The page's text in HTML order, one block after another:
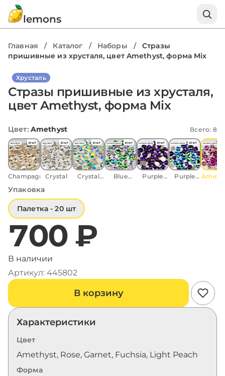
lemons
Главная / Каталог / Наборы /
Стразы
пришивные из хрусталя, цвет Amethyst, форма Mix
Хрусталь
Стразы пришивные из хрусталя,
цвет Amethyst, форма Mix
Цвет: Amethyst Всего: 8
ChampagneCrystal
Crystal
Blue
Purple
Purple
Упаковка
Палетка - 20 шт
700 ₽
В наличии
Артикул: 445802
В корзину
Характеристики
Цвет
Amethyst, Rose, Garnet, Fuchsia, Light Peach
Форма